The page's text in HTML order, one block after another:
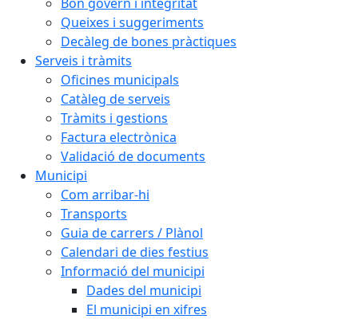
Queixes i suggeriments
Decàleg de bones pràctiques
Serveis i tràmits
Oficines municipals
Catàleg de serveis
Tràmits i gestions
Factura electrònica
Validació de documents
Municipi
Com arribar-hi
Transports
Guia de carrers / Plànol
Calendari de dies festius
Informació del municipi
Dades del municipi
El municipi en xifres